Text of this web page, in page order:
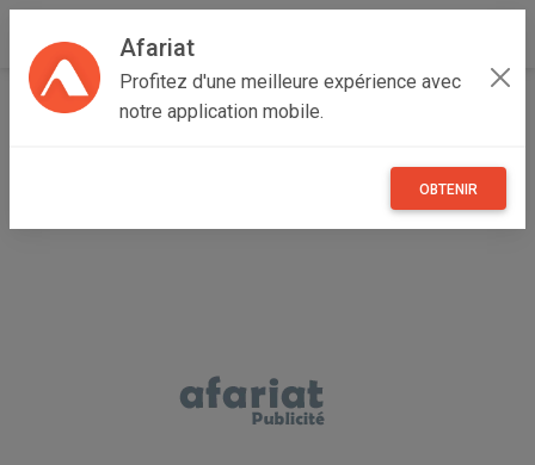
Afariat
Profitez d'une meilleure expérience avec
notre application mobile.
OBTENIR
Accueil Annonceur Hajja hamlaoui